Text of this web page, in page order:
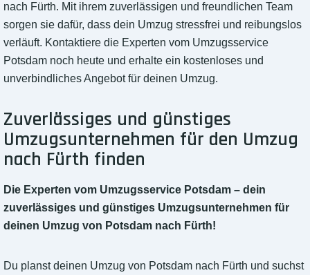
nach Fürth. Mit ihrem zuverlässigen und freundlichen Team
sorgen sie dafür, dass dein Umzug stressfrei und reibungslos
verläuft. Kontaktiere die Experten vom Umzugsservice
Potsdam noch heute und erhalte ein kostenloses und
unverbindliches Angebot für deinen Umzug.
Zuverlässiges und günstiges
Umzugsunternehmen für den Umzug
nach Fürth finden
Die Experten vom Umzugsservice Potsdam – dein
zuverlässiges und günstiges Umzugsunternehmen für
deinen Umzug von Potsdam nach Fürth!
Du planst deinen Umzug von Potsdam nach Fürth und suchst